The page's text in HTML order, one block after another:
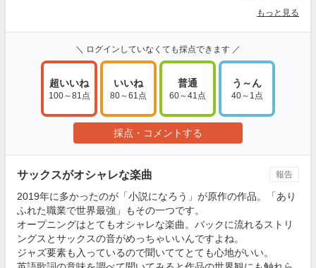
もっと見る
＼ ログインしていなくても採点できます ／
超いいね
100～81点
いいね
80～61点
普通
60～41点
う～ん
40～1点
採点・コメントする
サックスがオシャレな楽曲
2019年に多かったのが「小説になろう」が原作の作品。「あり
ふれた職業で世界最強」もその一つです。
オープニングはとてもオシャレな楽曲。バックに流れるストリ
ングスとサックスの音がめっちゃいいんですよね。
ジャズ要素も入っているので聞いててとても心地がいい。
報告